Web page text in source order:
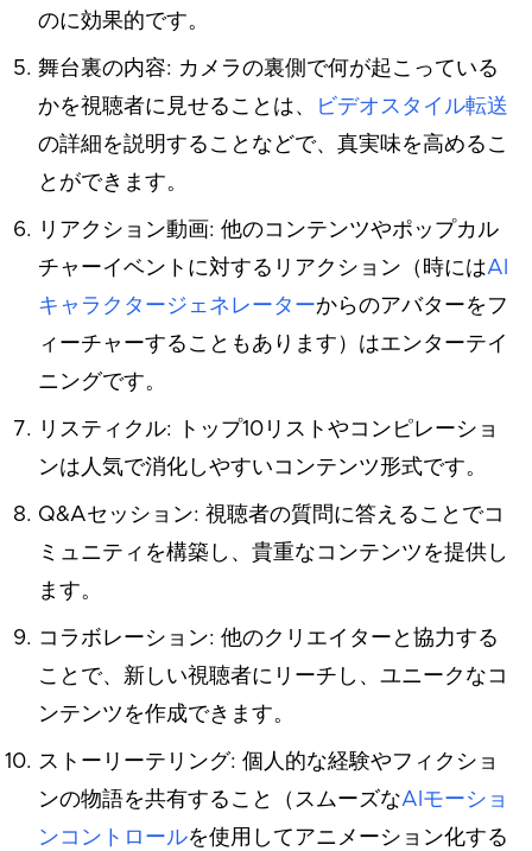
のに効果的です。
舞台裏の内容: カメラの裏側で何が起こっている
かを視聴者に見せることは、
ビデオスタイル転送
の詳細を説明することなどで、真実味を高めるこ
とができます。
リアクション動画: 他のコンテンツやポップカル
チャーイベントに対するリアクション（時にはAI
キャラクタージェネレーターからのアバターをフ
ィーチャーすることもあります）はエンターテイ
ニングです。
リスティクル: トップ10リストやコンピレーショ
ンは人気で消化しやすいコンテンツ形式です。
Q&Aセッション: 視聴者の質問に答えることでコ
ミュニティを構築し、貴重なコンテンツを提供し
ます。
コラボレーション: 他のクリエイターと協力する
ことで、新しい視聴者にリーチし、ユニークなコ
ンテンツを作成できます。
ストーリーテリング: 個人的な経験やフィクショ
ンの物語を共有すること（スムーズなAIモーショ
ンコントロールを使用してアニメーション化する